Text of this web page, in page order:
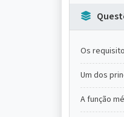
Os
Um dos
A função